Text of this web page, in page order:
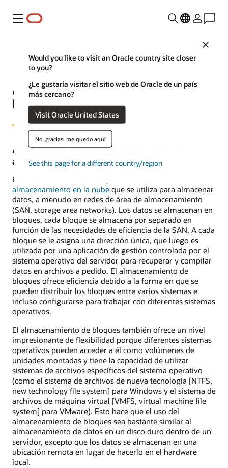
Menú
Would you like to visit an Oracle country site closer
to you?
¿Le gustaría visitar el sitio web de Oracle de un país
más cercano?
Visit Oracle United States
No, gracias; me quedo aquí
See this page for a different country/region
¿Qué es el almacenamiento de
bloques?
Almacenamiento de bloques para un
acceso rápido y flexible
El
almacenamiento en la nube que se utiliza para almacenar
datos, a menudo en redes de área de almacenamiento
(SAN, storage area networks). Los datos se almacenan en
bloques, cada bloque se almacena por separado en
función de las necesidades de eficiencia de la SAN. A cada
bloque se le asigna una dirección única, que luego es
utilizada por una aplicación de gestión controlada por el
sistema operativo del servidor para recuperar y compilar
datos en archivos a pedido. El almacenamiento de
bloques ofrece eficiencia debido a la forma en que se
pueden distribuir los bloques entre varios sistemas e
incluso configurarse para trabajar con diferentes sistemas
operativos.
El almacenamiento de bloques también ofrece un nivel
impresionante de flexibilidad porque diferentes sistemas
operativos pueden acceder a él como volúmenes de
unidades montadas y tiene la capacidad de utilizar
sistemas de archivos específicos del sistema operativo
(como el sistema de archivos de nueva tecnología [NTFS,
new technology file system] para Windows y el sistema de
archivos de máquina virtual [VMFS, virtual machine file
system] para VMware). Esto hace que el uso del
almacenamiento de bloques sea bastante similar al
almacenamiento de datos en un disco duro dentro de un
servidor, excepto que los datos se almacenan en una
ubicación remota en lugar de hacerlo en el hardware
local.